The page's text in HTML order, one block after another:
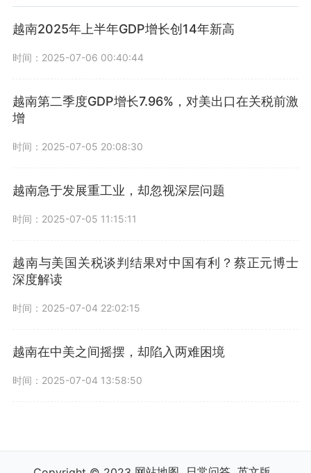
越南2025年上半年GDP增长创14年新高
时间：2025-07-06 00:40:44
越南第二季度GDP增长7.96%，对美出口在关税前激
增
时间：2025-07-05 20:08:30
越南急于发展重工业，却忽视深层问题
时间：2025-07-05 11:15:11
越南与美国关税谈判结果对中国有利？蔡正元博士
深度解读
时间：2025-07-04 22:02:15
越南在中美之间摇摆，却陷入两难困境
时间：2025-07-04 13:58:50